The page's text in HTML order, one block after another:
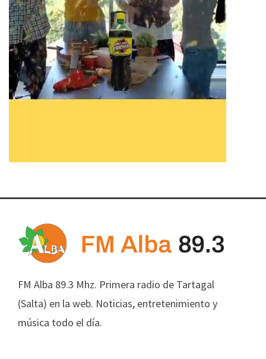
FM Alba 89.3 Mhz. Primera radio de Tartagal
(Salta) en la web. Noticias, entretenimiento y
música todo el día.